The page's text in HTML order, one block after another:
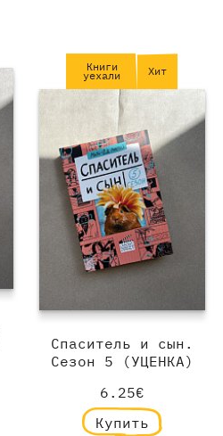
Книги
уехали Хит
Спаситель и сын.
Сезон 5 (УЦЕНКА)
6.25€
Купить